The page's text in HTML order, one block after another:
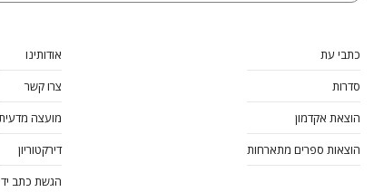
כתבי עת
סדרות
הוצאת אקדמון
הוצאות ספרים מתארחות
אודותינו
צרו קשר
מועצה
דירקטוריון
הגשת כתב יד